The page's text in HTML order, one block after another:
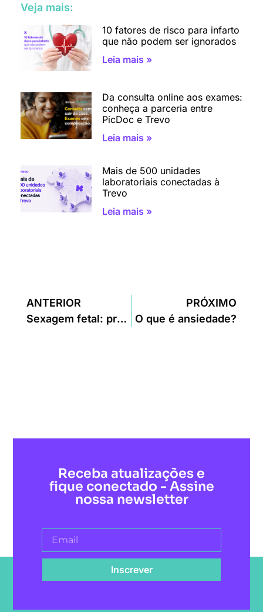
Veja mais:
10 fatores de risco para infarto
que não podem ser ignorados
Leia mais »
Da consulta online aos exames:
conheça a parceria entre
PicDoc e Trevo
Leia mais »
Mais de 500 unidades
laboratoriais conectadas à
Trevo
Leia mais »
ANTERIOR
Sexagem fetal: preço, quando e onde fazer
PRÓXIMO
O que é ansiedade?
Receba atualizações e
fique conectado - Assine
nossa newsletter
Inscrever